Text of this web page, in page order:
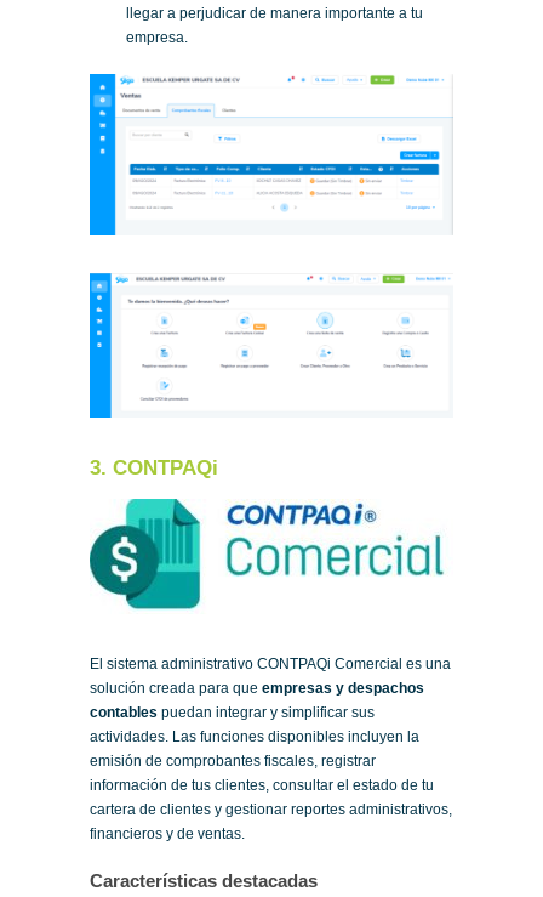
llegar a perjudicar de manera importante a tu
empresa.
3. CONTPAQi
El sistema administrativo CONTPAQi Comercial es una
solución creada para que empresas y despachos
contables puedan integrar y simplificar sus
actividades. Las funciones disponibles incluyen la
emisión de comprobantes fiscales, registrar
información de tus clientes, consultar el estado de tu
cartera de clientes y gestionar reportes administrativos,
financieros y de ventas.
Características destacadas